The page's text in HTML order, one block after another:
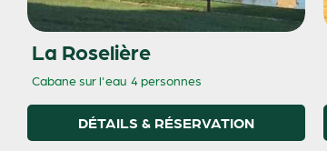
La Roselière
Cabane sur l'eau 4 personnes
DÉTAILS & RÉSERVATION